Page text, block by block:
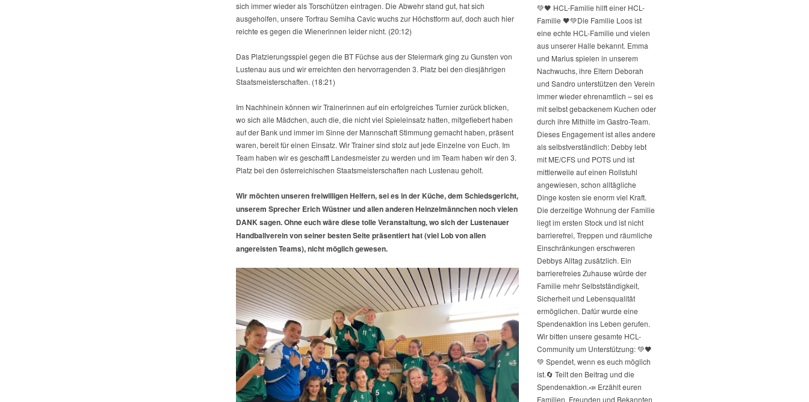
sich immer wieder als Torschützen eintragen. Die Abwehr stand gut, hat sich
ausgeholfen, unsere Torfrau Semiha Cavic wuchs zur Höchstform auf, doch auch hier
reichte es gegen die Wienerinnen leider nicht. (20:12)
Das Platzierungsspiel gegen die BT Füchse aus der Steiermark ging zu Gunsten von
Lustenau aus und wir erreichten den hervorragenden 3. Platz bei den diesjährigen
Staatsmeisterschaften. (18:21)
Im Nachhinein können wir Trainerinnen auf ein erfolgreiches Turnier zurück blicken,
wo sich alle Mädchen, auch die, die nicht viel Spieleinsatz hatten, mitgefiebert haben
auf der Bank und immer im Sinne der Mannschaft Stimmung gemacht haben, präsent
waren, bereit für einen Einsatz. Wir Trainer sind stolz auf jede Einzelne von Euch. Im
Team haben wir es geschafft Landesmeister zu werden und im Team haben wir den 3.
Platz bei den österreichischen Staatsmeisterschaften nach Lustenau geholt.
Wir möchten unseren freiwilligen Helfern, sei es in der Küche, dem Schiedsgericht,
unserem Sprecher Erich Wüstner und allen anderen Heinzelmännchen noch vielen
DANK sagen. Ohne euch wäre diese tolle Veranstaltung, wo sich der Lustenauer
Handballverein von seiner besten Seite präsentiert hat (viel Lob von allen
angereisten Teams), nicht möglich gewesen.
💚🖤 HCL-Familie hilft einer HCL-
Familie 🖤💚Die Familie Loos ist
eine echte HCL-Familie und vielen
aus unserer Halle bekannt. Emma
und Marius spielen in unserem
Nachwuchs, ihre Eltern Deborah
und Sandro unterstützen den Verein
immer wieder ehrenamtlich – sei es
mit selbst gebackenem Kuchen oder
durch ihre Mithilfe im Gastro-Team.
Dieses Engagement ist alles andere
als selbstverständlich: Debby lebt
mit ME/CFS und POTS und ist
mittlerweile auf einen Rollstuhl
angewiesen, schon alltägliche
Dinge kosten sie enorm viel Kraft.
Die derzeitige Wohnung der Familie
liegt im ersten Stock und ist nicht
barrierefrei, Treppen und räumliche
Einschränkungen erschweren
Debbys Alltag zusätzlich. Ein
barrierefreies Zuhause würde der
Familie mehr Selbstständigkeit,
Sicherheit und Lebensqualität
ermöglichen. Dafür wurde eine
Spendenaktion ins Leben gerufen.
Wir bitten unsere gesamte HCL-
Community um Unterstützung: 💚🖤
💚 Spendet, wenn es euch möglich
ist.🔄 Teilt den Beitrag und die
Spendenaktion.📣 Erzählt euren
Familien, Freunden und Bekannten